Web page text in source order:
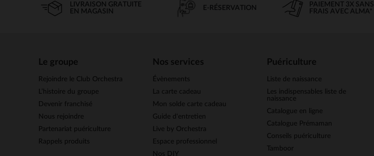
LIVRAISON GRATUITE
EN MAGASIN
E-RÉSERVATION
PAIEMENT 3X SANS
FRAIS AVEC ALMA*
Le groupe
Rejoindre le Club Orchestra
L’histoire du groupe
Devenir franchisé
Nous rejoindre
Partenariat puériculture
Rappels produits
Nos services
Évènements
La carte cadeau
Mon solde carte cadeau
Guide d'entretien
Live by Orchestra
Espace professionnel
Nos DIY
Puériculture
Liste de naissance
Les indispensables liste de
naissance
Catalogue en ligne
Catalogue Prémaman
Conseils puériculture
Tamboor